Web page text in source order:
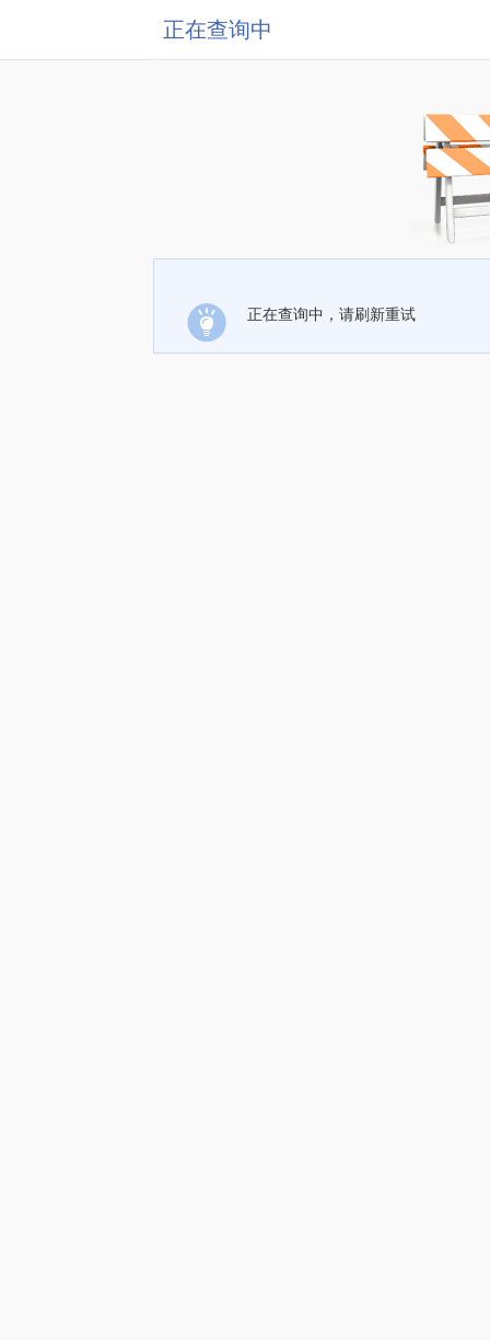
正在查询中
正在查询中，请刷新重试